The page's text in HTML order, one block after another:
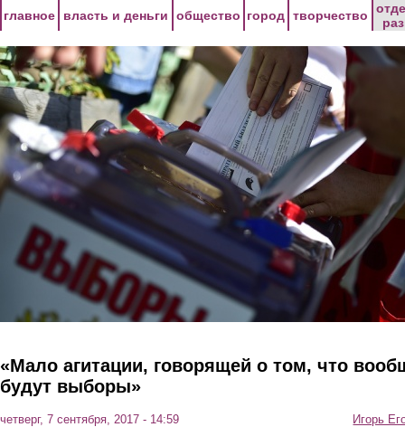
главное власть и деньги общество город творчество
«Мало агитации, говорящей о том, что
будут выборы»
четверг, 7 сентября, 2017 - 14:59 Игорь